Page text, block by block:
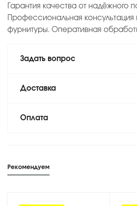
Гарантия качества от надёжного
Профессиональная
фурнитуры. Оперативная
Задать вопрос
Доставка
Оплата
Рекомендуем